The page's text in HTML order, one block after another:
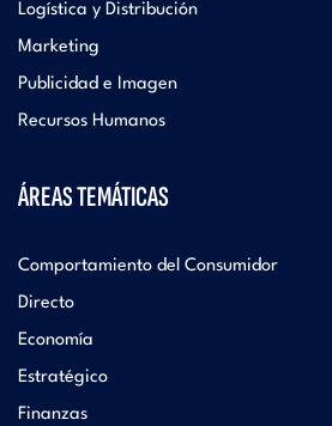
Logística y Distribución
Marketing
Publicidad e Imagen
Recursos Humanos
ÁREAS TEMÁTICAS
Comportamiento del Consumidor
Directo
Economía
Estratégico
Finanzas